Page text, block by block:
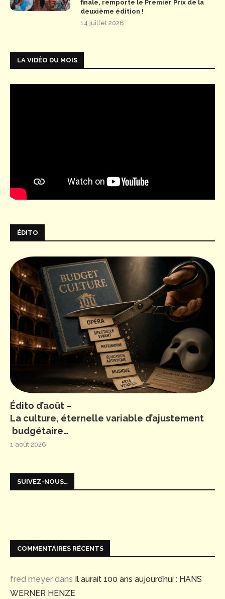
finale, remporte le Premier Prix de la
deuxième édition !
14 juillet 2026
LA VIDÉO DU MOIS
ÉDITO
Édito d’août –
La culture, éternelle variable d’ajustement
budgétaire…
1 août 2026
SUIVEZ-NOUS…
COMMENTAIRES RÉCENTS
fred meyer dans Il aurait 100 ans aujourd’hui : HANS
WERNER HENZE